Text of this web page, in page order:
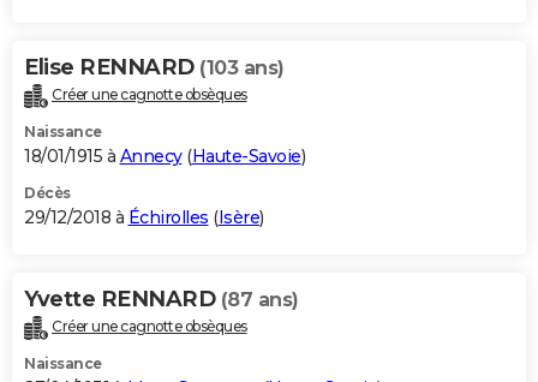
Elise RENNARD (103 ans)
Créer une cagnotte obsèques
Naissance
18/01/1915 à Annecy(Haute-Savoie)
Décès
29/12/2018 à Échirolles (Isère)
Yvette RENNARD (87 ans)
Créer une cagnotte obsèques
Naissance